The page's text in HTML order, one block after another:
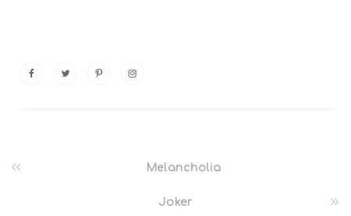
Melancholia
Joker